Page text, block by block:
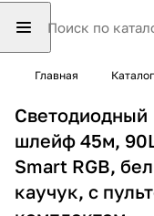
Главная Каталог
Светодиодный
шлейф 45м,
Smart RGB,
каучук, с